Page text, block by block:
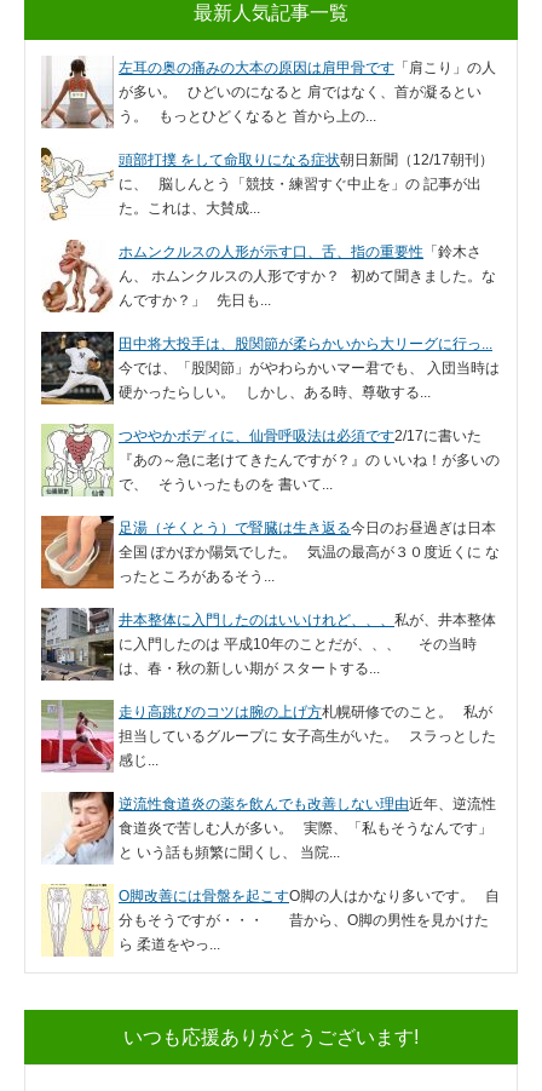
最新人気記事一覧
左耳の奥の痛みの大本の原因は肩甲骨です 「肩こり」の人
が多い。 ひどいのになると 肩ではなく、首が凝るとい
う。 もっとひどくなると 首から上の...
頭部打撲 をして命取りになる症状朝日新聞（12/17朝刊）
に、 脳しんとう「競技・練習すぐ中止を」の 記事が出
た。これは、大賛成...
ホムンクルスの人形が示す口、舌、指の重要性 「鈴木さ
ん、 ホムンクルスの人形ですか？ 初めて聞きました。な
んですか？」 先日も...
田中将大投手は、股関節が柔らかいから大リーグに行っ...
今では、「股関節」がやわらかいマー君でも、 入団当時は
硬かったらしい。 しかし、ある時、尊敬する...
つややかボディに、仙骨呼吸法は必須です2/17に書いた
『あの～急に老けてきたんですが？』の いいね！が多いの
で、 そういったものを 書いて...
足湯（そくとう）で腎臓は生き返る今日のお昼過ぎは日本
全国 ぽかぽか陽気でした。 気温の最高が３０度近くに な
ったところがあるそう...
井本整体に入門したのはいいけれど、、、 私が、井本整体
に入門したのは 平成10年のことだが、、、 その当時
は、春・秋の新しい期が スタートする...
走り高跳びのコツは腕の上げ方札幌研修でのこと。 私が
担当しているグループに 女子高生がいた。 スラっとした
感じ...
逆流性食道炎の薬を飲んでも改善しない理由近年、逆流性
食道炎で苦しむ人が多い。 実際、「私もそうなんです」
と いう話も頻繁に聞くし、 当院...
O脚改善には骨盤を起こすO脚の人はかなり多いです。 自
分もそうですが・・・ 昔から、O脚の男性を見かけた
ら 柔道をやっ...
いつも応援ありがとうございます!